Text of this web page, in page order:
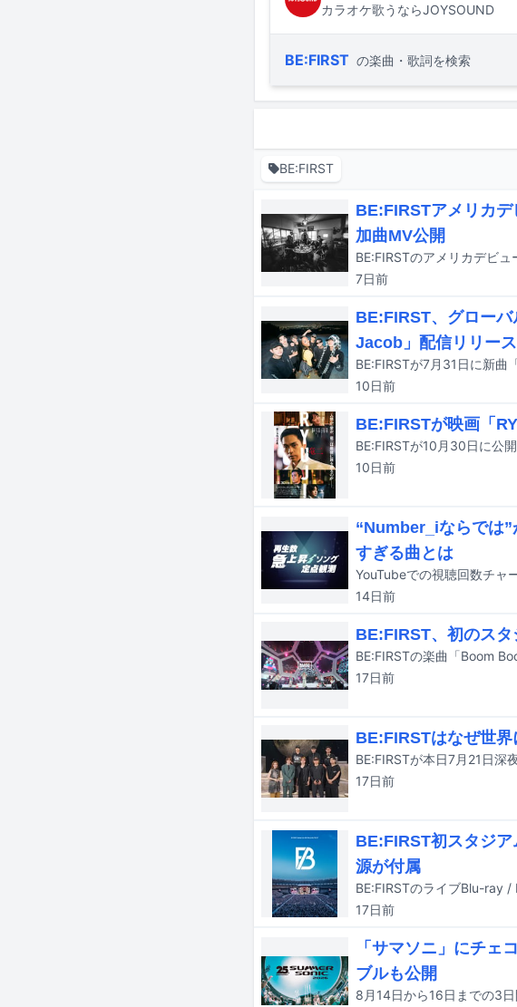
カラオケ歌うならJOYSOUND
BE:FIRST の楽曲・歌詞を検索
BE:FIRST
BE:FIRSTアメリカ
加曲MV公開
7日前
BE:FIRST、グロー
Jacob」配信リリース
BE:FIRSTが7月31日に新曲
10日前
BE:FIRSTが映画「
BE:FIRSTが10月30日に公
10日前
“Number_iならでは
すぎる曲とは
14日前
BE:FIRST、初のス
BE:FIRSTの楽曲「Boom
17日前
BE:FIRSTはなぜ世
17日前
BE:FIRST初スタジ
源が付属
17日前
「サマソニ」にチ
ブルも公開